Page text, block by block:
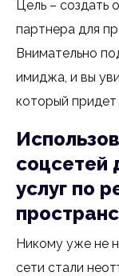
Цель – создать
партнера для
Внимательно
имиджа, и вы
который придет
соцсетей
услуг по
Никому уже не
сети стали